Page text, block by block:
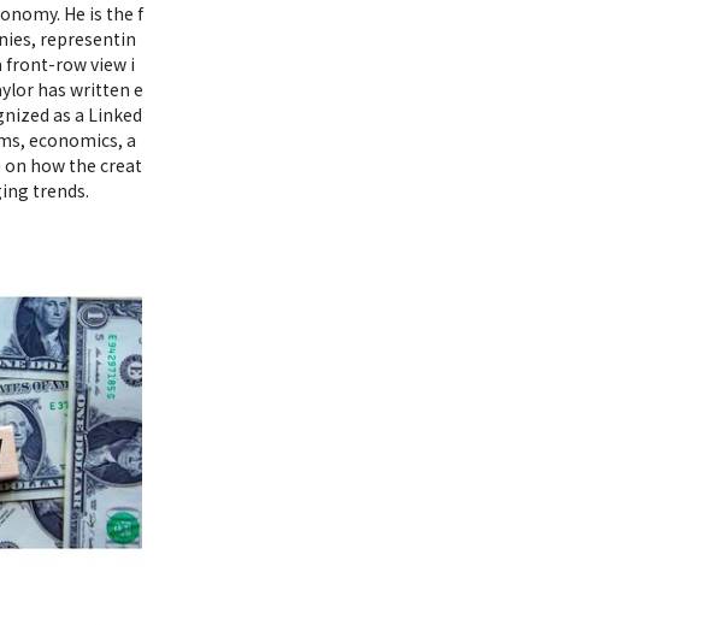
He is the f
representin
front-row view i
has written e
as a Linked
economics, a
how the creat
trends.